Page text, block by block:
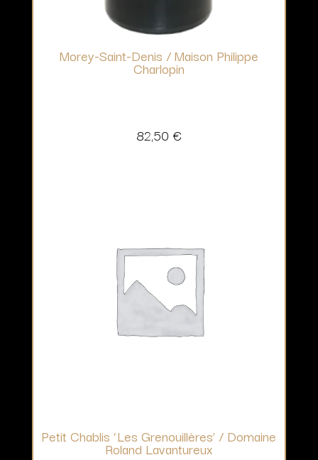
Morey-Saint-Denis / Maison Philippe
Charlopin
82,50 €
Petit Chablis ‘Les Grenouillères’ / Domaine
Roland Lavantureux